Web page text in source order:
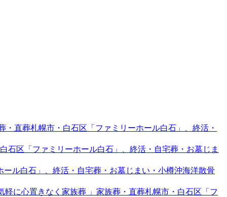
直葬札幌市・白石区「ファミリーホール白石」、終活・
区「ファミリーホール白石」、終活・自宅葬・お墓じま
ル白石」、終活・自宅葬・お墓じまい・小樽沖海洋散骨
に心置きなく家族葬 」家族葬・直葬札幌市・白石区「フ